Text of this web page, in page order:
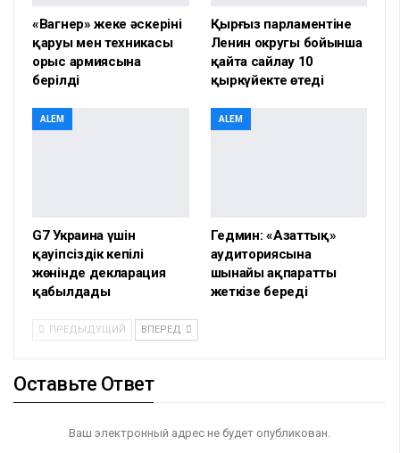
«Вагнер» жеке әскерінің
қаруы мен техникасы
орыс армиясына
берілді
Қырғыз парламентіне
Ленин округы бойынша
қайта сайлау 10
қыркүйекте өтеді
ALEM
G7 Украина үшін
қауіпсіздік кепілі
жөнінде декларация
қабылдады
ALEM
Гедмин: «Азаттық»
аудиториясына
шынайы ақпаратты
жеткізе береді
ПРЕДЫДУЩИЙ ВПЕРЕД
Оставьте Ответ
Ваш электронный адрес не будет опубликован.